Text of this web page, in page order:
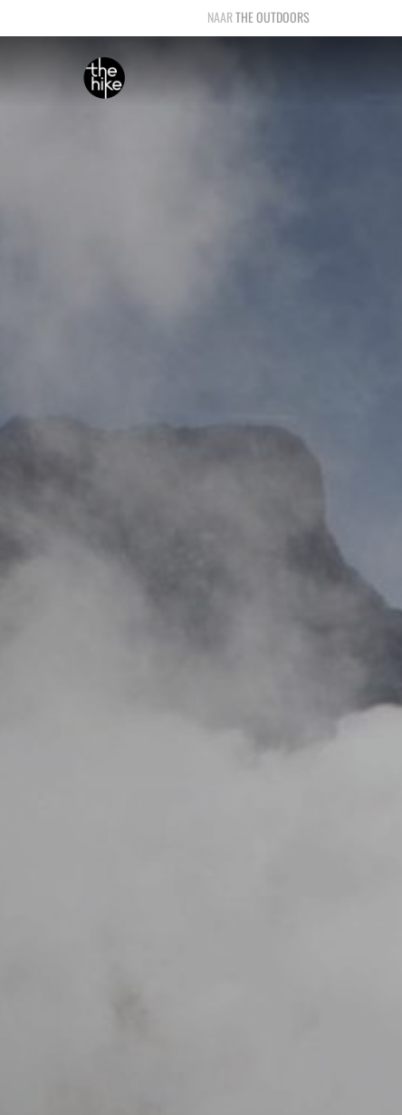
THE OUTDOORS